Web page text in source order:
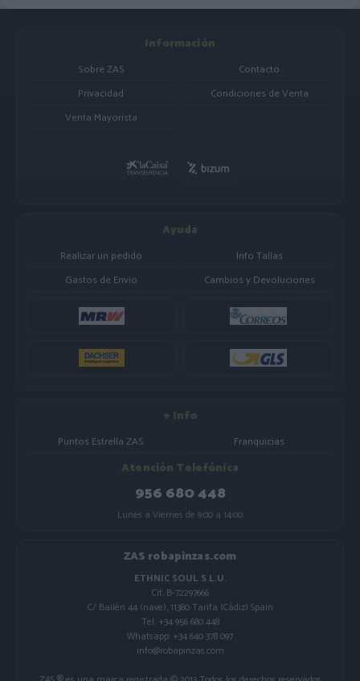
Información
Sobre ZAS
Contacto
Privacidad
Condiciones de Venta
Venta Mayorista
Ayuda
Realizar un pedido
Info Tallas
Gastos de Envio
Cambios y Devoluciones
+ Info
Puntos Estrella ZAS Franquicias
Atención Telefónica
956 680 448
Lunes a Viernes de 9:00 a 14:00
ZAS robapinzas.com
ETHNIC SOUL S.L.U.
Cif. B-72297666
C/ Bailén 44 (nave), 11380 Tarifa (Cádiz) Spain
Tel. +34 956 680 448
Whatsapp: +34 640 378 097
info@robapinzas.com